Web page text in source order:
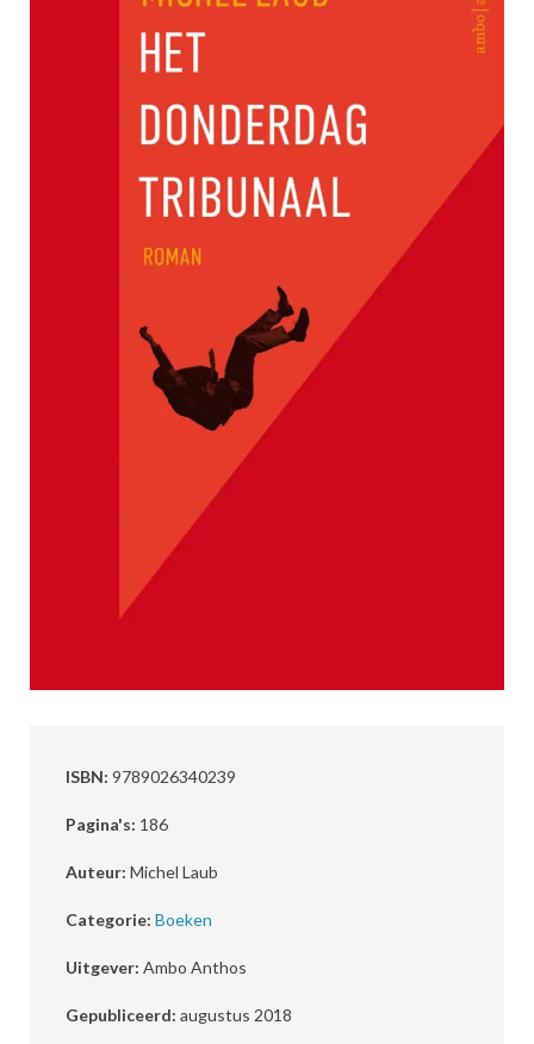
ISBN: 9789026340239
Pagina's: 186
Auteur: Michel Laub
Categorie: Boeken
Uitgever: Ambo Anthos
Gepubliceerd: augustus 2018